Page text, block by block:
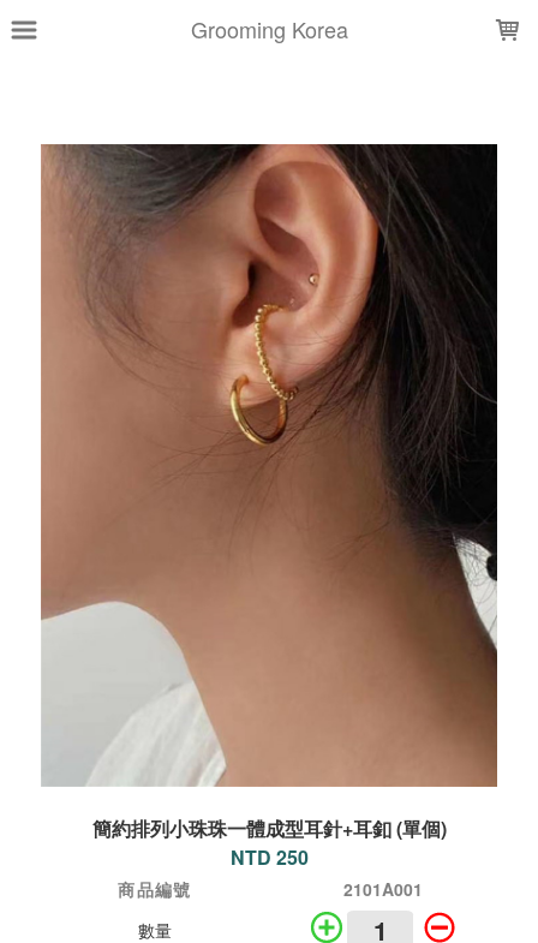
Grooming Korea
簡約排列小珠珠一體成型耳針+耳釦 (單個)
NTD 250
商品編號
2101A001
數量